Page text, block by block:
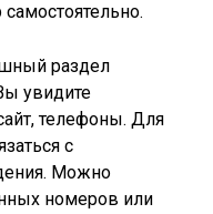
раздел
увидите
телефоны. Для
с
Можно
номеров или